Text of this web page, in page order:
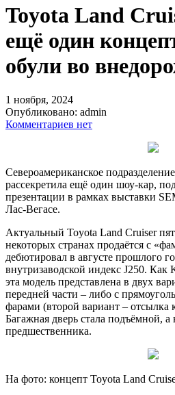
Toyota Land
ещё один
обули во
1 ноября, 2024
Опубликовано: admin
Комментариев нет
Североамериканское
рассекретила ещё один шоу-кар,
презентации в рамках выставки
Лас-Вегасе.
Актуальный Toyota Land Cruiser
некоторых странах продаётся с
дебютировал в августе прошлого
внутризаводской индекс J250. Как
эта модель представлена в двух
передней части – либо с
фарами (второй вариант –
Багажная дверь стала подъёмной,
предшественника.
На фото: концепт Toyota Land